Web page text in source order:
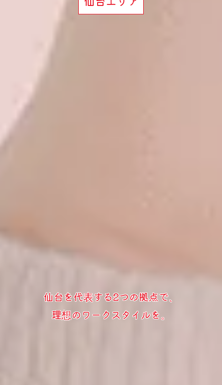
仙台を代表する2つの拠点で、
理想のワークスタイルを。